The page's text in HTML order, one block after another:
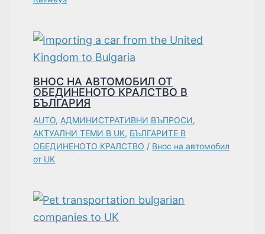
ВНОС НА АВТОМОБИЛ ОТ
ОБЕДИНЕНОТО КРАЛСТВО В
БЪЛГАРИЯ
AUTO, АДМИНИСТРАТИВНИ ВЪПРОСИ,
АКТУАЛНИ ТЕМИ В UK, БЪЛГАРИТЕ В
ОБЕДИНЕНОТО КРАЛСТВО / Внос на автомобил
от UK